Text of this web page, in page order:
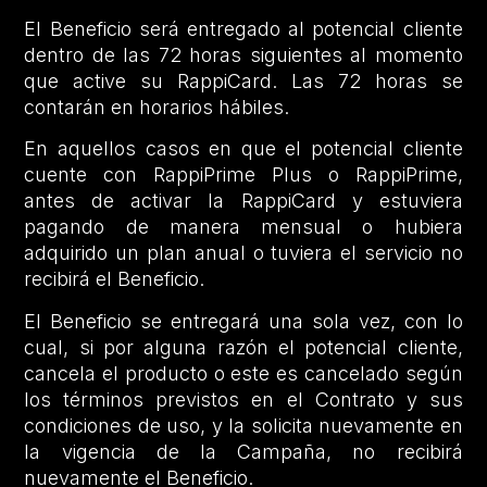
El Beneficio será entregado al potencial cliente
dentro de las 72 horas siguientes al momento
que active su RappiCard. Las 72 horas se
contarán en horarios hábiles.
En aquellos casos en que el potencial cliente
cuente con RappiPrime Plus o RappiPrime,
antes de activar la RappiCard y estuviera
pagando de manera mensual o hubiera
adquirido un plan anual o tuviera el servicio no
recibirá el Beneficio.
El Beneficio se entregará una sola vez, con lo
cual, si por alguna razón el potencial cliente,
cancela el producto o este es cancelado según
los términos previstos en el Contrato y sus
condiciones de uso, y la solicita nuevamente en
la vigencia de la Campaña, no recibirá
nuevamente el Beneficio.